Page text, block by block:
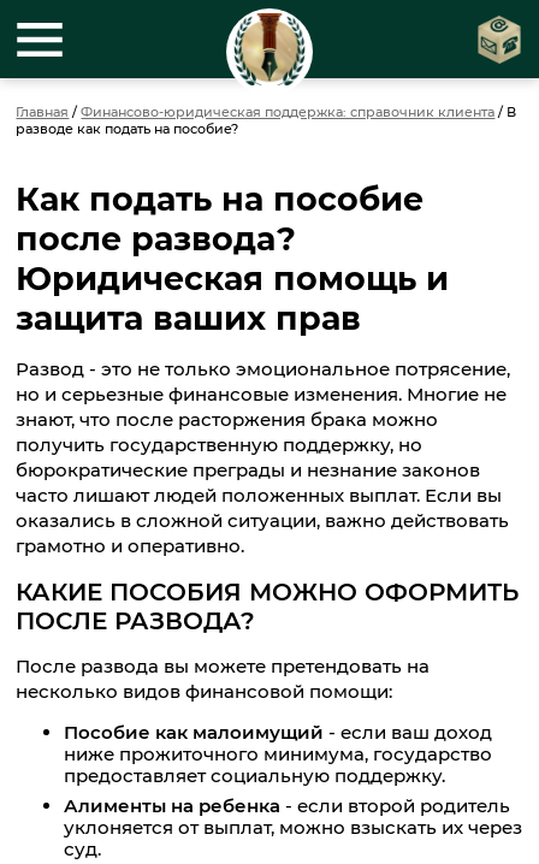
Главная /Финансово-юридическая поддержка: справочник клиента / В
разводе как подать на пособие?
Как подать на пособие
после развода?
Юридическая помощь и
защита ваших прав
Развод - это не только эмоциональное потрясение,
но и серьезные финансовые изменения. Многие не
знают, что после расторжения брака можно
получить государственную поддержку, но
бюрократические преграды и незнание законов
часто лишают людей положенных выплат. Если вы
оказались в сложной ситуации, важно действовать
грамотно и оперативно.
КАКИЕ ПОСОБИЯ МОЖНО ОФОРМИТЬ
ПОСЛЕ РАЗВОДА?
После развода вы можете претендовать на
несколько видов финансовой помощи:
Пособие как малоимущий - если ваш доход
ниже прожиточного минимума, государство
предоставляет социальную поддержку.
Алименты на ребенка - если второй родитель
уклоняется от выплат, можно взыскать их через
суд.